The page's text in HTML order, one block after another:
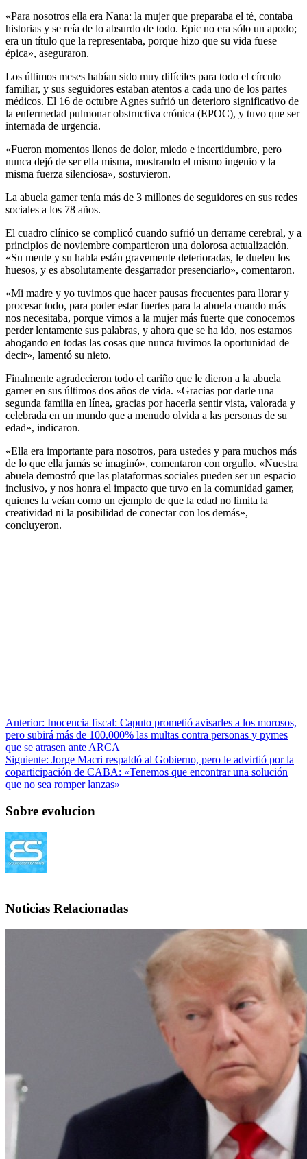
«Para nosotros ella era Nana: la mujer que preparaba el té, contaba
historias y se reía de lo absurdo de todo. Epic no era sólo un apodo;
era un título que la representaba, porque hizo que su vida fuese
épica», aseguraron.
Los últimos meses habían sido muy difíciles para todo el círculo
familiar, y sus seguidores estaban atentos a cada uno de los partes
médicos. El 16 de octubre Agnes sufrió un deterioro significativo de
la enfermedad pulmonar obstructiva crónica (EPOC), y tuvo que ser
internada de urgencia.
«Fueron momentos llenos de dolor, miedo e incertidumbre, pero
nunca dejó de ser ella misma, mostrando el mismo ingenio y la
misma fuerza silenciosa», sostuvieron.
La abuela gamer tenía más de 3 millones de seguidores en sus redes
sociales a los 78 años.
El cuadro clínico se complicó cuando sufrió un derrame cerebral, y a
principios de noviembre compartieron una dolorosa actualización.
«Su mente y su habla están gravemente deterioradas, le duelen los
huesos, y es absolutamente desgarrador presenciarlo», comentaron.
«Mi madre y yo tuvimos que hacer pausas frecuentes para llorar y
procesar todo, para poder estar fuertes para la abuela cuando más
nos necesitaba, porque vimos a la mujer más fuerte que conocemos
perder lentamente sus palabras, y ahora que se ha ido, nos estamos
ahogando en todas las cosas que nunca tuvimos la oportunidad de
decir», lamentó su nieto.
Finalmente agradecieron todo el cariño que le dieron a la abuela
gamer en sus últimos dos años de vida. «Gracias por darle una
segunda familia en línea, gracias por hacerla sentir vista, valorada y
celebrada en un mundo que a menudo olvida a las personas de su
edad», indicaron.
«Ella era importante para nosotros, para ustedes y para muchos más
de lo que ella jamás se imaginó», comentaron con orgullo. «Nuestra
abuela demostró que las plataformas sociales pueden ser un espacio
inclusivo, y nos honra el impacto que tuvo en la comunidad gamer,
quienes la veían como un ejemplo de que la edad no limita la
creatividad ni la posibilidad de conectar con los demás»,
concluyeron.
Anterior: Inocencia fiscal: Caputo prometió avisarles a los morosos,
pero subirá más de 100.000% las multas contra personas y pymes
que se atrasen ante ARCA
Siguiente: Jorge Macri respaldó al Gobierno, pero le advirtió por la
coparticipación de CABA: «Tenemos que encontrar una solución
que no sea romper lanzas»
Sobre evolucion
Noticias Relacionadas